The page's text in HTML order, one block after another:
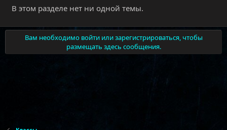
В этом разделе нет ни одной темы.
Вам необходимо войти или зарегистрироваться, чтобы
размещать здесь сообщения.